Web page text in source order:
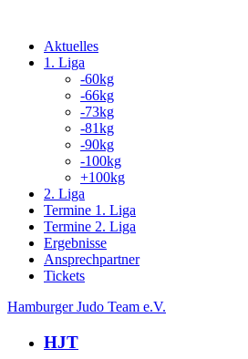
Aktuelles
1. Liga
-60kg
-66kg
-73kg
-81kg
-90kg
-100kg
+100kg
2. Liga
Termine 1. Liga
Termine 2. Liga
Ergebnisse
Ansprechpartner
Tickets
Hamburger Judo Team e.V.
HJT